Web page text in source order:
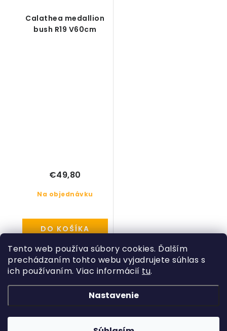
Tento web používa súbory cookies. Ďalším
prechádzaním tohto webu vyjadrujete súhlas s
ich používaním. Viac informácií tu.
Nastavenie
Calathea medallion
bush R19 V60cm
Na objednávku
€49,80
DO KOŠÍKA
á
p
äRastliny